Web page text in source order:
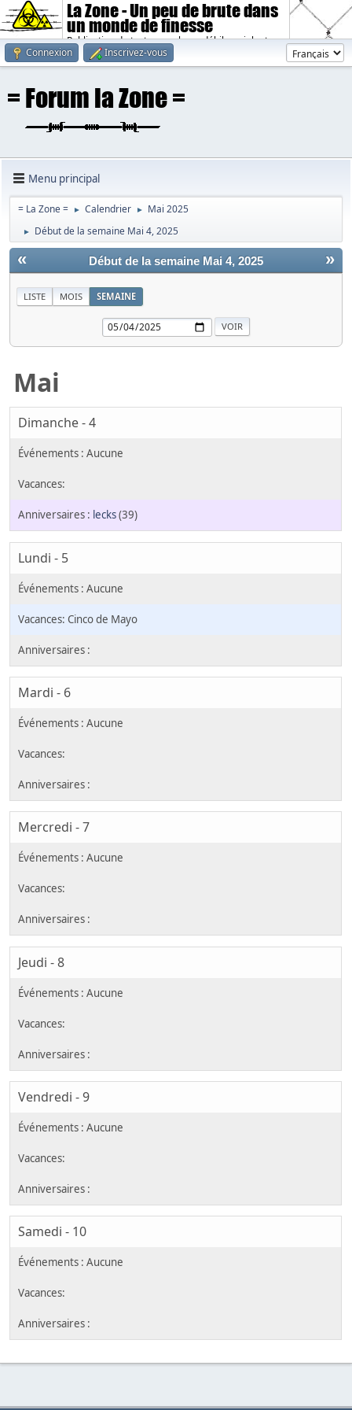
La Zone - Un peu de brute dans
un monde de finesse
Publication de textes sombres, débiles, violents.
Connexion
Inscrivez-vous
Menu principal
= La Zone = ► Calendrier ► Mai 2025
► Début de la semaine Mai 4, 2025
« »
Début de la semaine Mai 4, 2025
LISTE MOIS SEMAINE
Mai
Dimanche - 4
lecks(39)
Lundi - 5
Cinco de Mayo
Mardi - 6
Mercredi - 7
Jeudi - 8
Vendredi - 9
Samedi - 10